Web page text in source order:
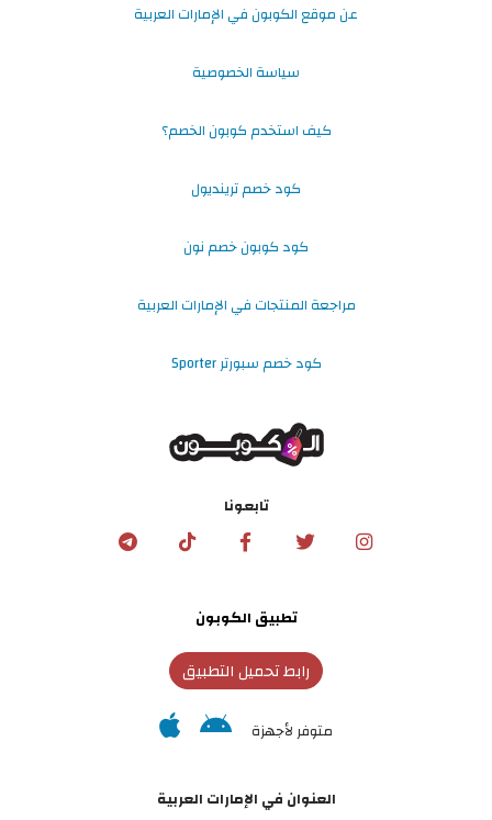
عن موقع الكوبون في الإمارات العربية
سياسة الخصوصية
كيف استخدم كوبون الخصم؟
كود خصم ترينديول
كود كوبون خصم نون
مراجعة المنتجات في الإمارات العربية
كود خصم سبورتر Sporter
تابعونا
تطبيق الكوبون
رابط تحميل التطبيق
متوفر لأجهزة
العنوان في الإمارات العربية